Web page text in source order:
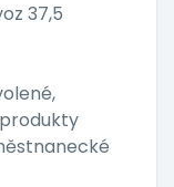
37,5